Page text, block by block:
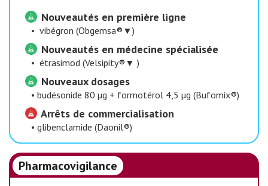
Nouveautés en première ligne
• vibégron (Obgemsa®▼)
Nouveautés en médecine spécialisée
• étrasimod (Velsipity®▼ )
Nouveaux dosages
• budésonide 80 µg + formotérol 4,5 µg (Bufomix®)
Arrêts de commercialisation
• glibenclamide (Daonil®)
Pharmacovigilance